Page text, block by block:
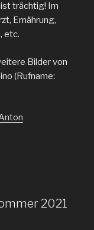
trächtig! Im
Ernährung,
etc.
Bilder von
(Rufname:
2021